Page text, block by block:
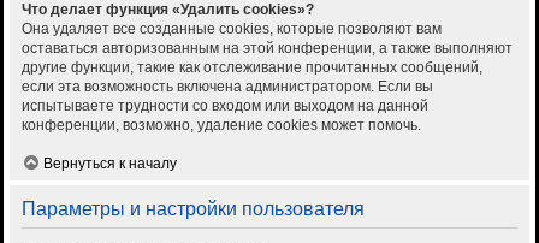
Что делает функция «Удалить cookies»?
Она удаляет все созданные cookies, которые позволяют вам
оставаться авторизованным на этой конференции, а также выполняют
другие функции, такие как отслеживание прочитанных сообщений,
если эта возможность включена администратором. Если вы
испытываете трудности со входом или выходом на данной
конференции, возможно, удаление cookies может помочь.
Вернуться к началу
Параметры и настройки пользователя